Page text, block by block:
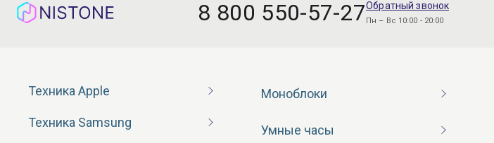
8 800 550-57-27Обратный звонок
Пн – Вс 10:00 - 20:00
Техника Apple
Техника Samsung
Моноблоки
Умные часы